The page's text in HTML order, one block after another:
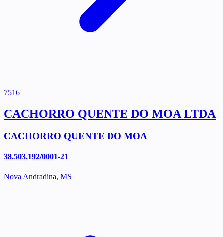
7516
CACHORRO QUENTE DO MOA LTDA
CACHORRO QUENTE DO MOA
38.503.192/0001-21
Nova Andradina, MS